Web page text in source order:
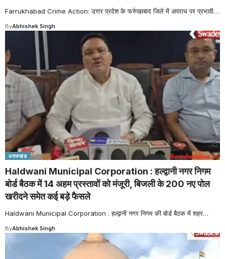
Farrukhabad Crime Action: उत्तर प्रदेश के फर्रुखाबाद जिले में अपराध पर प्रभावी…
ByAbhishek Singh
उत्तराखंड
Haldwani Municipal Corporation : हल्द्वानी नगर निगम
बोर्ड बैठक में 14 अहम प्रस्तावों को मंजूरी, बिजली के 200 नए पोल
खरीदने समेत कई बड़े फैसले
Haldwani Municipal Corporation : हल्द्वानी नगर निगम की बोर्ड बैठक में शहर…
ByAbhishek Singh